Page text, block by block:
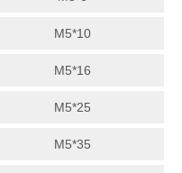
M5*10
M5*16
M5*25
M5*35